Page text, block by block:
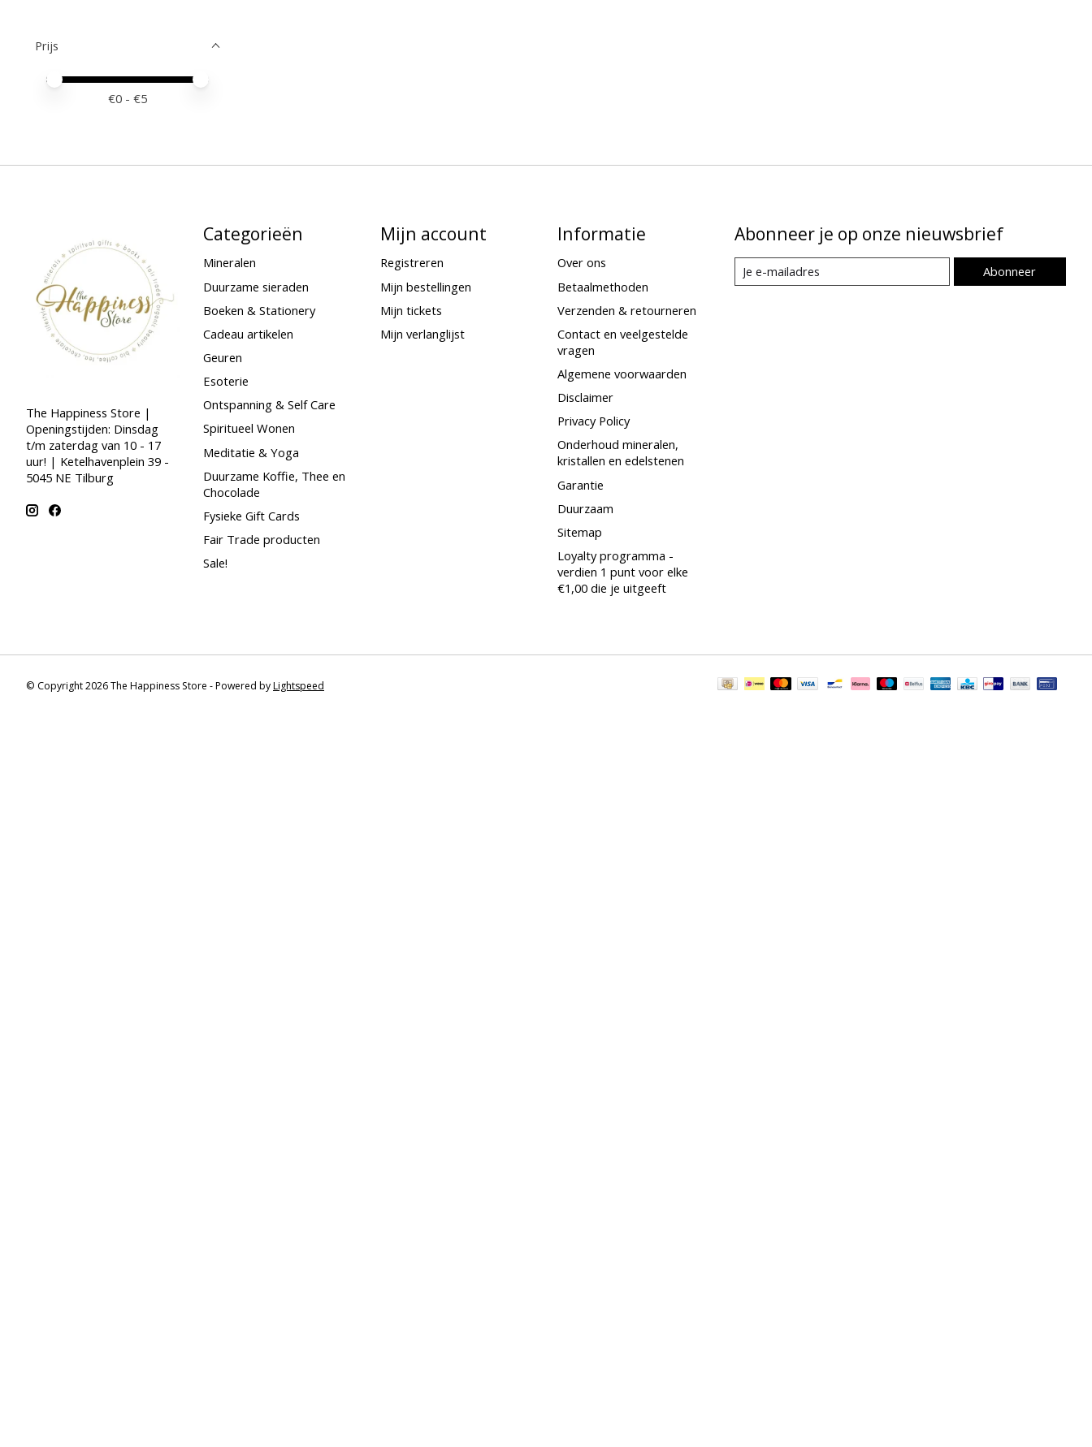
Prijs
Minimale prijswaarde
Price maximum value
€0 - €5
The Happiness Store |
Openingstijden: Dinsdag
t/m zaterdag van 10 - 17
uur! | Ketelhavenplein 39 -
5045 NE Tilburg
Categorieën
Mineralen
Duurzame sieraden
Boeken & Stationery
Cadeau artikelen
Geuren
Esoterie
Ontspanning & Self Care
Spiritueel Wonen
Meditatie & Yoga
Duurzame Koffie, Thee en
Chocolade
Fysieke Gift Cards
Fair Trade producten
Sale!
Mijn account
Registreren
Mijn bestellingen
Mijn tickets
Mijn verlanglijst
Informatie
Over ons
Betaalmethoden
Verzenden & retourneren
Contact en veelgestelde
vragen
Algemene voorwaarden
Disclaimer
Privacy Policy
Onderhoud mineralen,
kristallen en edelstenen
Garantie
Duurzaam
Sitemap
Loyalty programma -
verdien 1 punt voor elke
€1,00 die je uitgeeft
Abonneer je op onze nieuwsbrief
Abonneer
© Copyright 2026 The Happiness Store - Powered byLightspeed